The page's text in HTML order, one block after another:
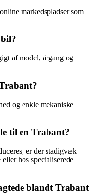
markedspladser som
af model, årgang og
og enkle mekaniske
til en Trabant?
er der stadigvæk
hos specialiserede
blandt Trabant